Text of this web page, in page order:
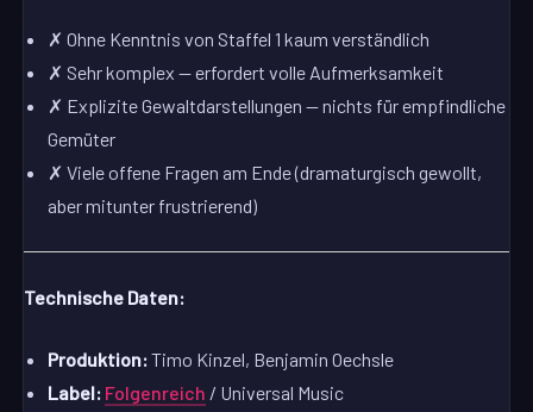
✗ Ohne Kenntnis von Staffel 1 kaum verständlich
✗ Sehr komplex — erfordert volle Aufmerksamkeit
✗ Explizite Gewaltdarstellungen — nichts für empfindliche
Gemüter
✗ Viele offene Fragen am Ende (dramaturgisch gewollt,
aber mitunter frustrierend)
Technische Daten:
Produktion:Timo Kinzel, Benjamin Oechsle
Label: Folgenreich / Universal Music